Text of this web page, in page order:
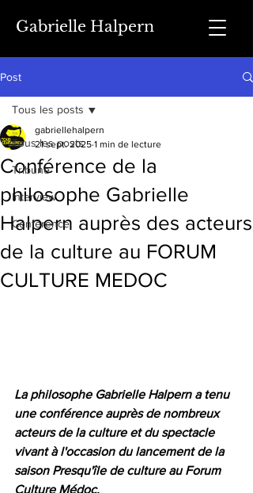
Gabrielle Halpern
Post
Tous les posts
Tribune
Interview
Conférence
Tous les posts
Conférence de la
philosophe Gabrielle
Halpern auprès des acteurs
de la culture au FORUM
CULTURE MEDOC
gabriellehalpern
21 sept. 2025 1 min de lecture
La philosophe Gabrielle Halpern a tenu
une conférence auprès de nombreux
acteurs de la culture et du spectacle
vivant à l'occasion du lancement de la
saison Presqu'île de culture au Forum
Culture Médoc.